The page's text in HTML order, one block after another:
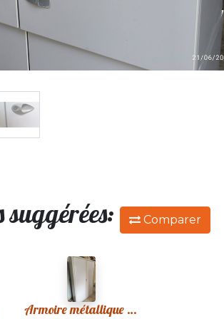
Comparer
Armoire métallique 277 à rideaux